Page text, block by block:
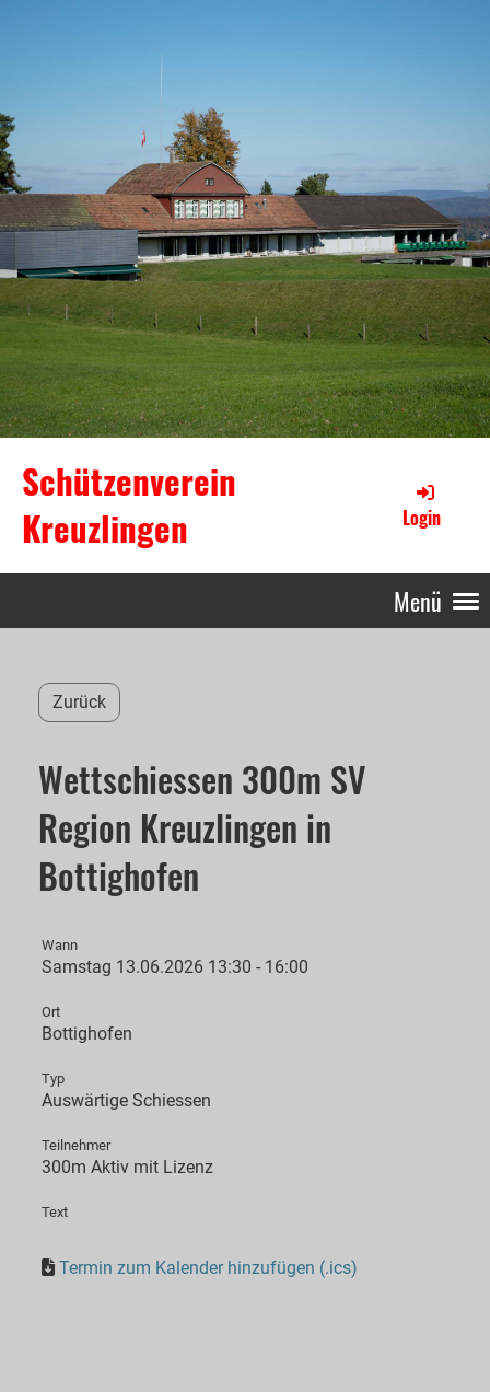
Schützenverein
Kreuzlingen
Login
Menü
Zurück
Wettschiessen 300m SV
Region Kreuzlingen in
Bottighofen
Wann
Samstag 13.06.2026 13:30 - 16:00
Ort
Bottighofen
Typ
Auswärtige Schiessen
Teilnehmer
300m Aktiv mit Lizenz
Text
Termin zum Kalender hinzufügen (.ics)